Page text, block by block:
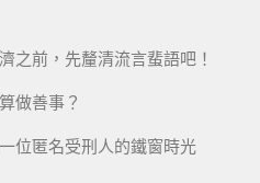
之前，先釐清流言蜚語吧！
做善事？
位匿名受刑人的鐵窗時光